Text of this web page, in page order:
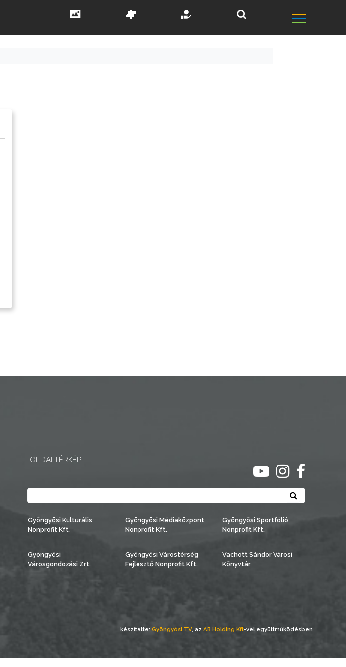
OLDALTÉRKÉP
ugrás youtube
ugrásugrás
Gyöngyösi Kulturális
Nonprofit Kft.
Gyöngyösi Médiaközpont
Nonprofit Kft.
Gyöngyösi Sportfólió
Nonprofit Kft.
Gyöngyösi
Városgondozási Zrt.
Gyöngyösi Várostérség
Fejlesztő Nonprofit Kft.
Vachott Sándor Városi
Könyvtár
készítette: Gyöngyösi TV, az AB Holding Kft-vel együttműködésben